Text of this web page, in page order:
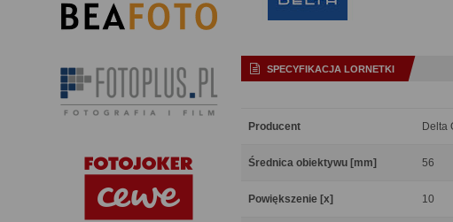
SPECYFIKACJA LORNETKI
Producent Delta
Średnica obiektywu [mm] 56
Powiększenie [x] 10